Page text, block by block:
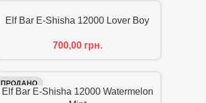
Elf Bar E-Shisha 12000 Lover Boy
700,00 грн.
ПРОДАНО
Elf Bar E-Shisha 12000 Watermelon